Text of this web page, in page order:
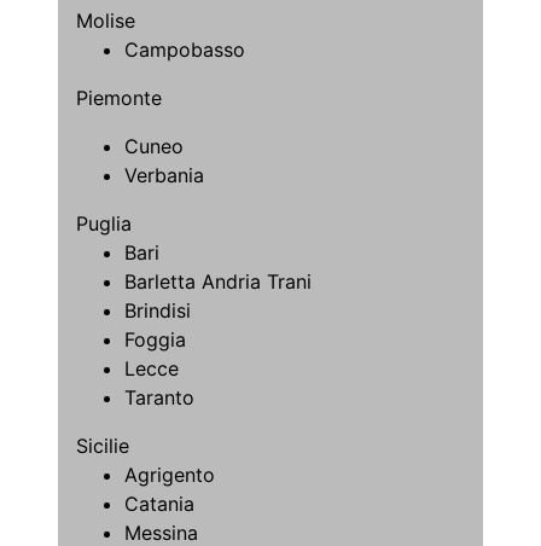
Molise
Campobasso
Piemonte
Cuneo
Verbania
Puglia
Bari
Barletta Andria Trani
Brindisi
Foggia
Lecce
Taranto
Sicilie
Agrigento
Catania
Messina